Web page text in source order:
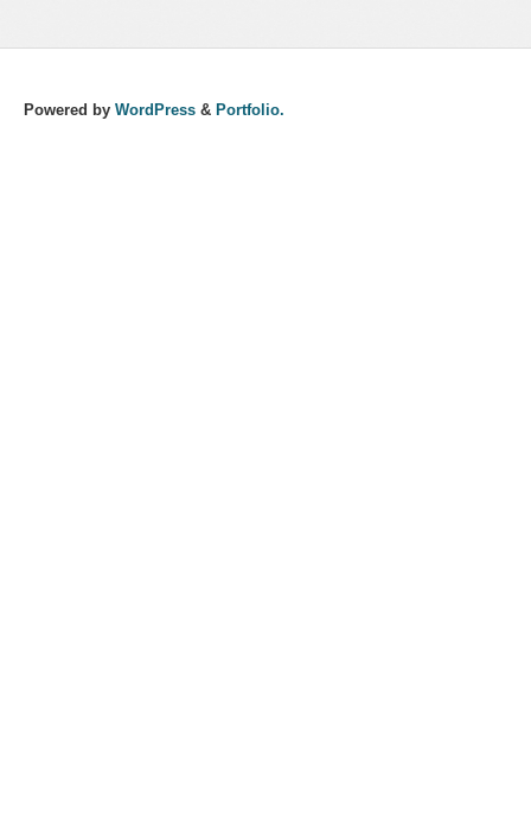
Powered by WordPress & Portfolio.